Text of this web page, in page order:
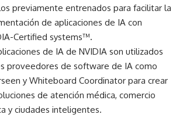
previamente entrenados para facilitar la
de aplicaciones de IA con
Certified systems™.
de IA de NVIDIA son utilizados
proveedores de software de IA como
y Whiteboard Coordinator para crear
de atención médica, comercio
y ciudades inteligentes.